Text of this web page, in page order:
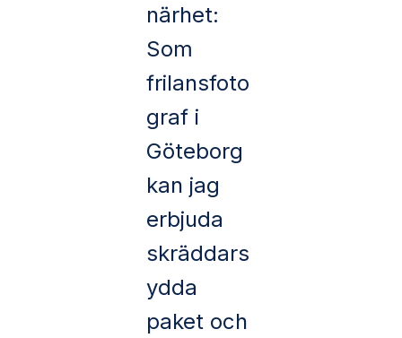
närhet:
Som
frilansfoto
graf i
Göteborg
kan jag
erbjuda
skräddars
ydda
paket och